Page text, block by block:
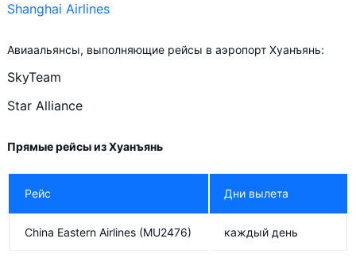
Shanghai Airlines
Авиаальянсы, выполняющие рейсы в аэропорт Хуанъянь:
SkyTeam
Star Alliance
Прямые рейсы из Хуанъянь
Рейс Дни вылета
China Eastern Airlines (MU2476) каждый день